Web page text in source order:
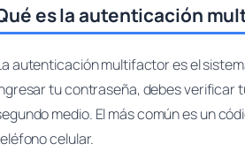
es la autenticación
autenticación multifactor es el
tu contraseña, debes verificar
medio. El más común es un
celular.